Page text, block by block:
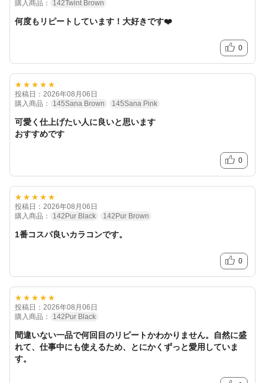
購入商品：
142Twint Brown
何度もリピートしています！大好きです❤️
0
★★★★★
投稿日：2026年08月06日
購入商品：
145Sana Brown 145Sana Pink
可愛く仕上げたい人に良いと思います
おすすめです
0
★★★★★
投稿日：2026年08月06日
購入商品：
142Pur Black 142Pur Brown
1番コスパ良いカラコンです。
0
★★★★★
投稿日：2026年08月06日
購入商品：
142Pur Black
間違いない一品で何回目のリピートかわかりません。自然に盛
れて、仕事中にも使えるため、とにかくずっと愛用していま
す。